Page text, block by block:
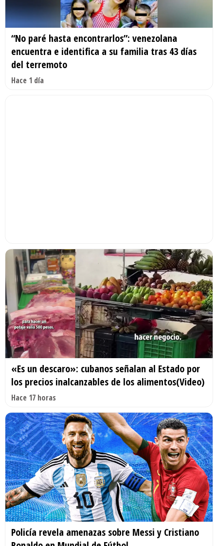
“No paré hasta encontrarlos”: venezolana
encuentra e identifica a su familia tras 43 días
del terremoto
Hace 1 día
«Es un descaro»: cubanos señalan al Estado por
los precios inalcanzables de los alimentos(Video)
Hace 17 horas
Policía revela amenazas sobre Messi y Cristiano